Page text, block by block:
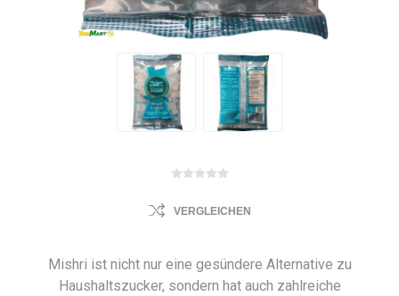
VERGLEICHEN
Mishri ist nicht nur eine gesündere Alternative zu
Haushaltszucker, sondern hat auch zahlreiche